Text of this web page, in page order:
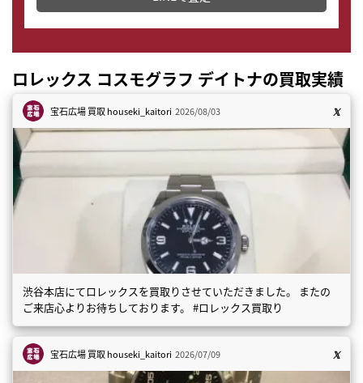
ロレックス コスモグラフ デイトナの買取実績
宝石広場 買取houseki_kaitori 2026/08/03
渋谷本店にてロレックスを買取りさせていただきました。 またの
ご来店心よりお待ちしております。 #ロレックス買取り
宝石広場 買取houseki_kaitori 2026/07/09